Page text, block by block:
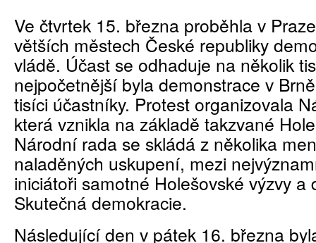
Ve čtvrtek 15. března proběhla v
větších městech České republiky
vládě. Účast se odhaduje na několik
nejpočetnější byla demonstrace v
tisíci účastníky. Protest organizovala
která vznikla na základě takzvané
Národní rada se skládá z několika
naladěných uskupení, mezi
iniciátoři samotné Holešovské výzvy a
Skutečná demokracie.
Následující den v pátek 16. března